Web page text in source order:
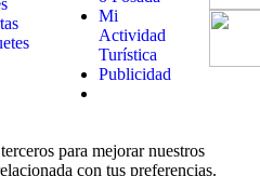
Mi
Actividad
Turística
Publicidad
para mejorar nuestros
con tus preferencias.